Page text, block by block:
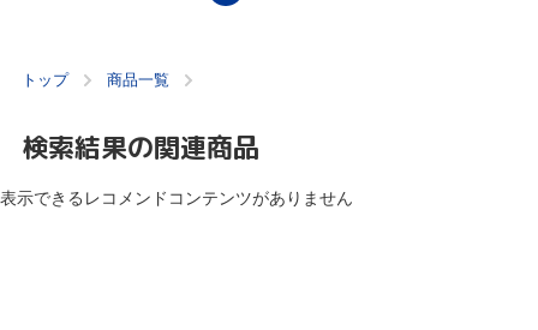
トップ 商品一覧
検索結果の関連商品
表示できるレコメンドコンテンツがありません